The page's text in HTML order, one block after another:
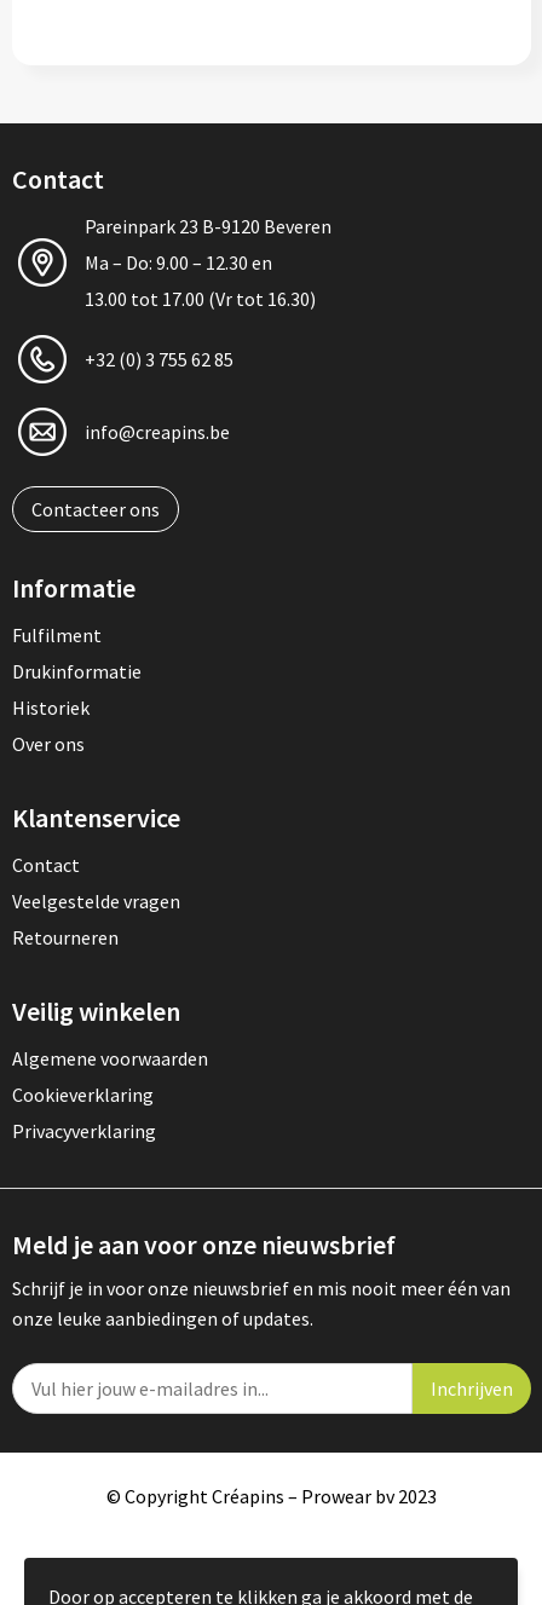
Contact
Pareinpark 23 B-9120 Beveren
Ma – Do: 9.00 – 12.30 en
13.00 tot 17.00 (Vr tot 16.30)
+32 (0) 3 755 62 85
info@creapins.be
Contacteer ons
Informatie
Fulfilment
Drukinformatie
Historiek
Over ons
Klantenservice
Contact
Veelgestelde vragen
Retourneren
Veilig winkelen
Algemene voorwaarden
Cookieverklaring
Privacyverklaring
Meld je aan voor onze nieuwsbrief
Schrijf je in voor onze nieuwsbrief en mis nooit meer één van
onze leuke aanbiedingen of updates.
© Copyright Créapins – Prowear bv 2023
Door op accepteren te klikken ga je akkoord met de